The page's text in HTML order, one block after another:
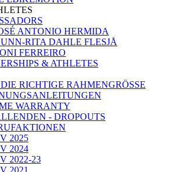
ANTONIO HERMIDA
RITA DAHLE FLESJÅ
FERREIRO
& ATHLETES
RICHTIGE RAHMENGRÖSSE
WARRANTY
- DROPOUTS
2025
2024
2022-23
2021